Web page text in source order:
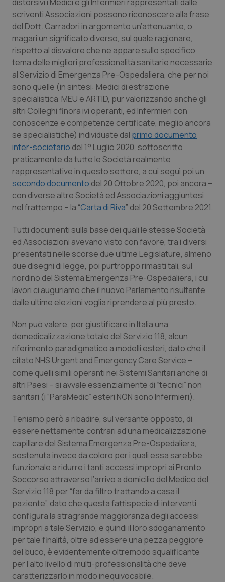
scriventi Associazioni possono riconoscere alla frase
del Dott. Carradori in argomento un’attenuante, o
magari un significato diverso, sul quale ragionare,
rispetto al disvalore che ne appare sullo specifico
tema delle migliori professionalità sanitarie necessarie
al Servizio di Emergenza Pre-Ospedaliera, che per noi
sono quelle (in sintesi: Medici di estrazione
specialistica MEU e ARTID, pur valorizzando anche gli
altri Colleghi finora ivi operanti, ed Infermieri con
conoscenze e competenze certificate, meglio ancora
se specialistiche) individuate dal primo documento
inter-societario del 1° Luglio 2020, sottoscritto
praticamente da tutte le Società realmente
rappresentative in questo settore, a cui seguì poi un
secondo documento del 20 Ottobre 2020, poi ancora –
con diverse altre Società ed Associazioni aggiuntesi
nel frattempo – la “Carta di Riva” del 20 Settembre 2021.
Tutti documenti sulla base dei quali le stesse Società
ed Associazioni avevano visto con favore, tra i diversi
presentati nelle scorse due ultime Legislature, almeno
due disegni di legge, poi purtroppo rimasti tali, sul
riordino del Sistema Emergenza Pre-Ospedaliera, i cui
lavori ci auguriamo che il nuovo Parlamento risultante
dalle ultime elezioni voglia riprendere al più presto.
Non può valere, per giustificare in Italia una
demedicalizzazione totale del Servizio 118, alcun
riferimento paradigmatico a modelli esteri, dato che il
citato NHS Urgent and Emergency Care Service –
come quelli simili operanti nei Sistemi Sanitari anche di
altri Paesi – si avvale essenzialmente di “tecnici” non
sanitari (i “ParaMedic” esteri NON sono Infermieri).
Teniamo però a ribadire, sul versante opposto, di
essere nettamente contrari ad una medicalizzazione
capillare del Sistema Emergenza Pre-Ospedaliera,
sostenuta invece da coloro per i quali essa sarebbe
funzionale a ridurre i tanti accessi impropri ai Pronto
Soccorso attraverso l’arrivo a domicilio del Medico del
Servizio 118 per “far da filtro trattando a casa il
paziente”, dato che questa fattispecie di interventi
configura la stragrande maggioranza degli accessi
impropri a tale Servizio, e quindi il loro sdoganamento
per tale finalità, oltre ad essere una pezza peggiore
del buco, è evidentemente oltremodo squalificante
per l’alto livello di multi-professionalità che deve
caratterizzarlo in modo inequivocabile.